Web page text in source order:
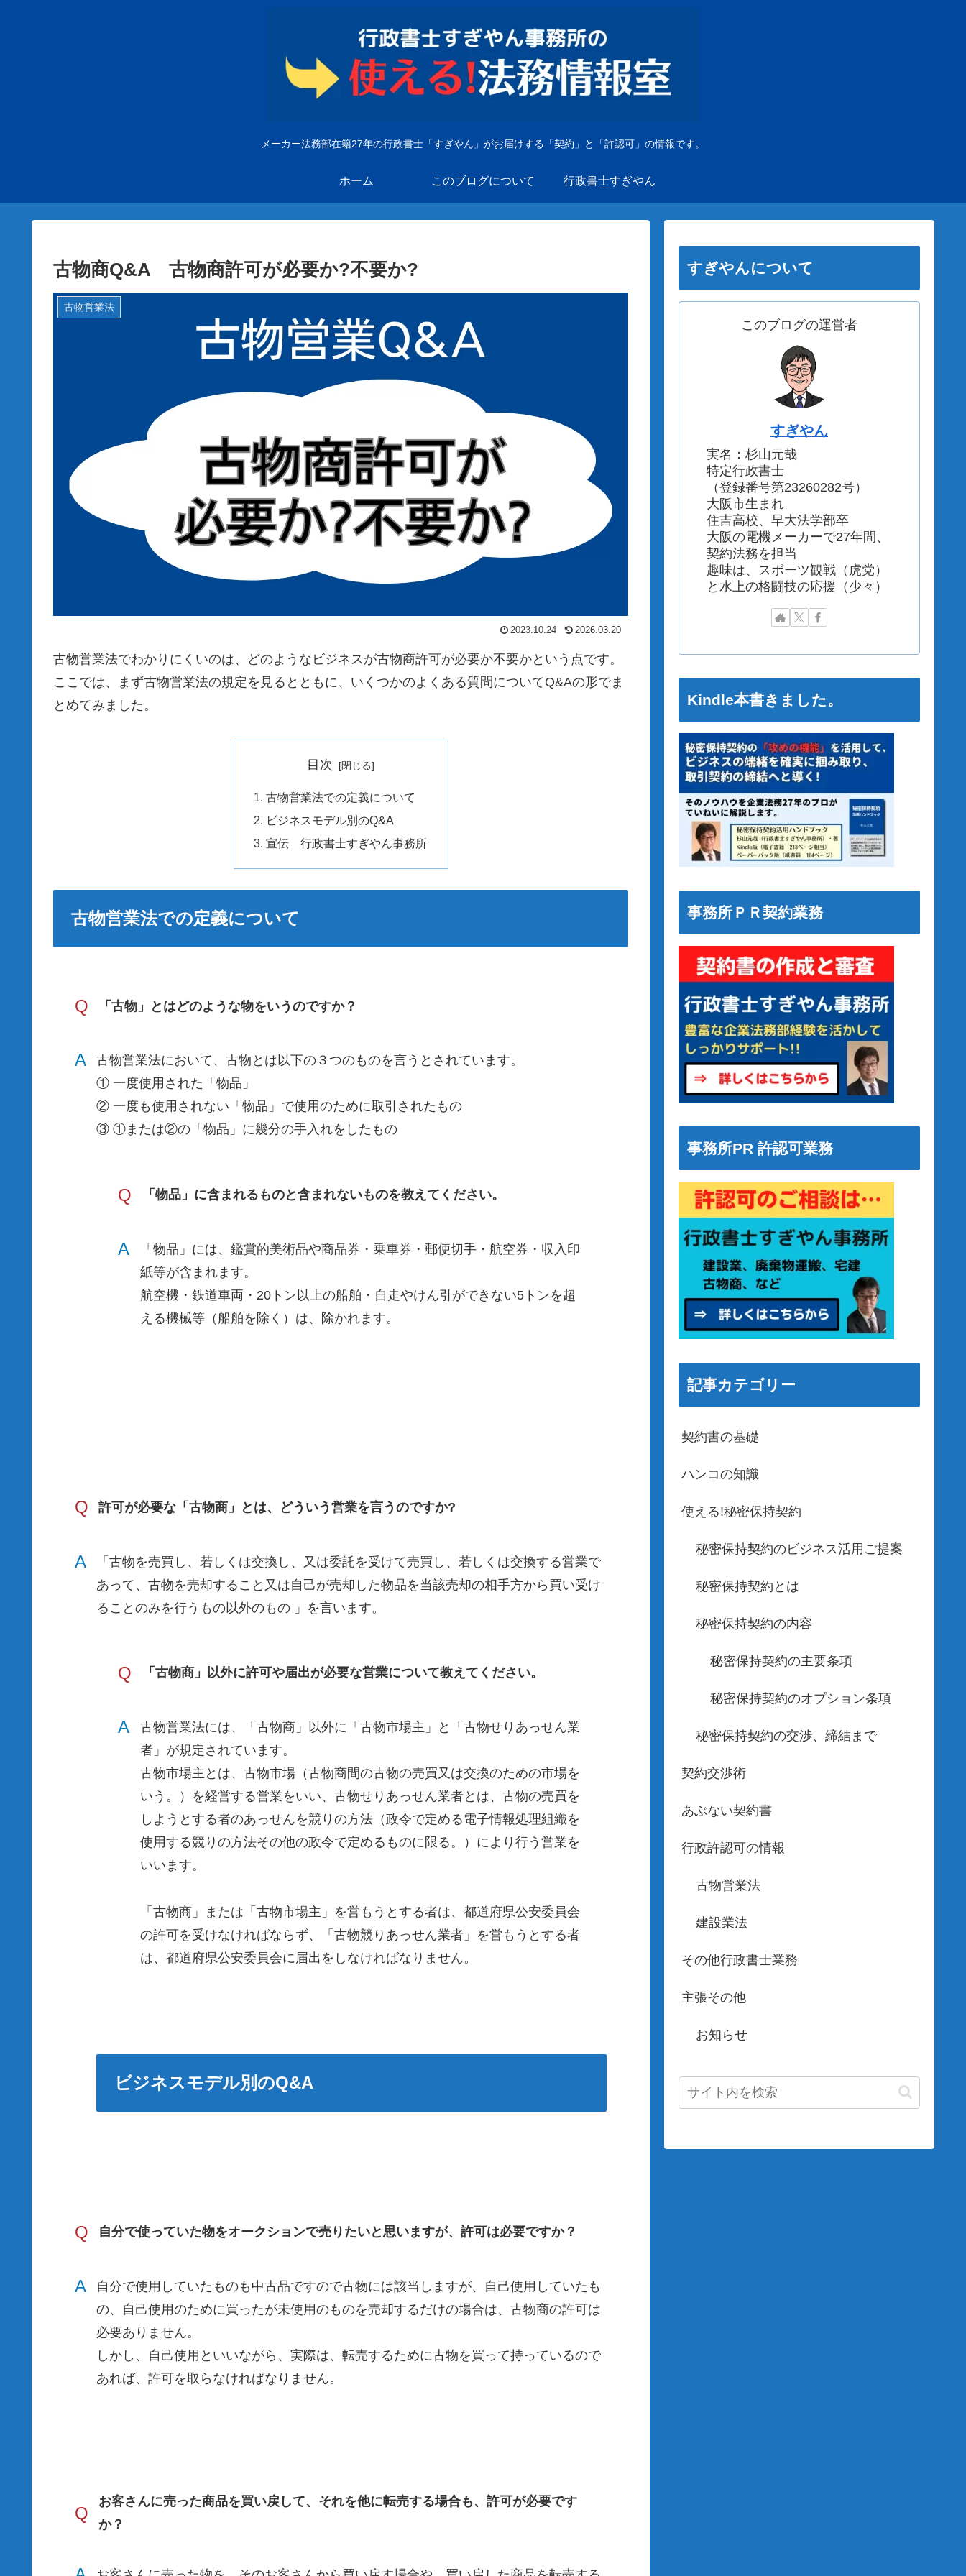
メーカー法務部在籍27年の行政書士「すぎやん」がお届けする「契約」と「許認可」の情報です。
ホーム このブログについて 行政書士すぎやん
古物商Q&A 古物商許可が必要か?不要か?
古物営業法
2023.10.24 2026.03.20
古物営業法でわかりにくいのは、どのようなビジネスが古物商許可が必要か不要かという点です。
ここでは、まず古物営業法の規定を見るとともに、いくつかのよくある質問についてQ&Aの形でま
とめてみました。
目次
古物営業法での定義について
ビジネスモデル別のQ&A
宣伝 行政書士すぎやん事務所
古物営業法での定義について
Q 「古物」とはどのような物をいうのですか？
A
古物営業法において、古物とは以下の３つのものを言うとされています。
① 一度使用された「物品」
② 一度も使用されない「物品」で使用のために取引されたもの
③ ①または②の「物品」に幾分の手入れをしたもの
Q 「物品」に含まれるものと含まれないものを教えてください。
A
「物品」には、鑑賞的美術品や商品券・乗車券・郵便切手・航空券・収入印
紙等が含まれます。
航空機・鉄道車両・20トン以上の船舶・自走やけん引ができない5トンを超
える機械等（船舶を除く）は、除かれます。
Q 許可が必要な「古物商」とは、どういう営業を言うのですか?
A
「古物を売買し、若しくは交換し、又は委託を受けて売買し、若しくは交換する営業で
あって、古物を売却すること又は自己が売却した物品を当該売却の相手方から買い受け
ることのみを行うもの以外のもの 」を言います。
Q 「古物商」以外に許可や届出が必要な営業について教えてください。
A
古物営業法には、「古物商」以外に「古物市場主」と「古物せりあっせん業
者」が規定されています。
古物市場主とは、古物市場（古物商間の古物の売買又は交換のための市場を
いう。）を経営する営業をいい、古物せりあっせん業者とは、古物の売買を
しようとする者のあっせんを競りの方法（政令で定める電子情報処理組織を
使用する競りの方法その他の政令で定めるものに限る。）により行う営業を
いいます。
「古物商」または「古物市場主」を営もうとする者は、都道府県公安委員会
の許可を受けなければならず、「古物競りあっせん業者」を営もうとする者
は、都道府県公安委員会に届出をしなければなりません。
ビジネスモデル別のQ&A
Q 自分で使っていた物をオークションで売りたいと思いますが、許可は必要ですか？
A
自分で使用していたものも中古品ですので古物には該当しますが、自己使用していたも
の、自己使用のために買ったが未使用のものを売却するだけの場合は、古物商の許可は
必要ありません。
しかし、自己使用といいながら、実際は、転売するために古物を買って持っているので
あれば、許可を取らなければなりません。
Q
お客さんに売った商品を買い戻して、それを他に転売する場合も、許可が必要です
か？
すぎやんについて
このブログの運営者
すぎやん
実名：杉山元哉
特定行政書士
（登録番号第23260282号）
大阪市生まれ
住吉高校、早大法学部卒
大阪の電機メーカーで27年間、
契約法務を担当
趣味は、スポーツ観戦（虎党）
と水上の格闘技の応援（少々）
Kindle本書きました。
事務所ＰＲ契約業務
事務所PR 許認可業務
記事カテゴリー
契約書の基礎
ハンコの知識
使える!秘密保持契約
秘密保持契約のビジネス活用ご提案
秘密保持契約とは
秘密保持契約の内容
秘密保持契約の主要条項
秘密保持契約のオプション条項
秘密保持契約の交渉、締結まで
契約交渉術
あぶない契約書
行政許認可の情報
古物営業法
建設業法
その他行政書士業務
主張その他
お知らせ